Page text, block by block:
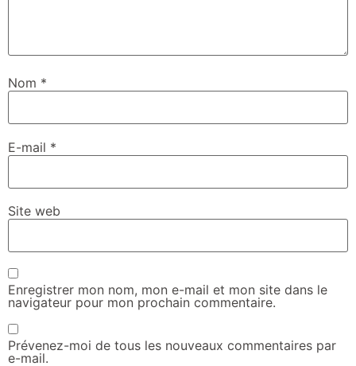
Nom *
E-mail *
Site web
Enregistrer mon nom, mon e-mail et mon site dans le
navigateur pour mon prochain commentaire.
Prévenez-moi de tous les nouveaux commentaires par
e-mail.